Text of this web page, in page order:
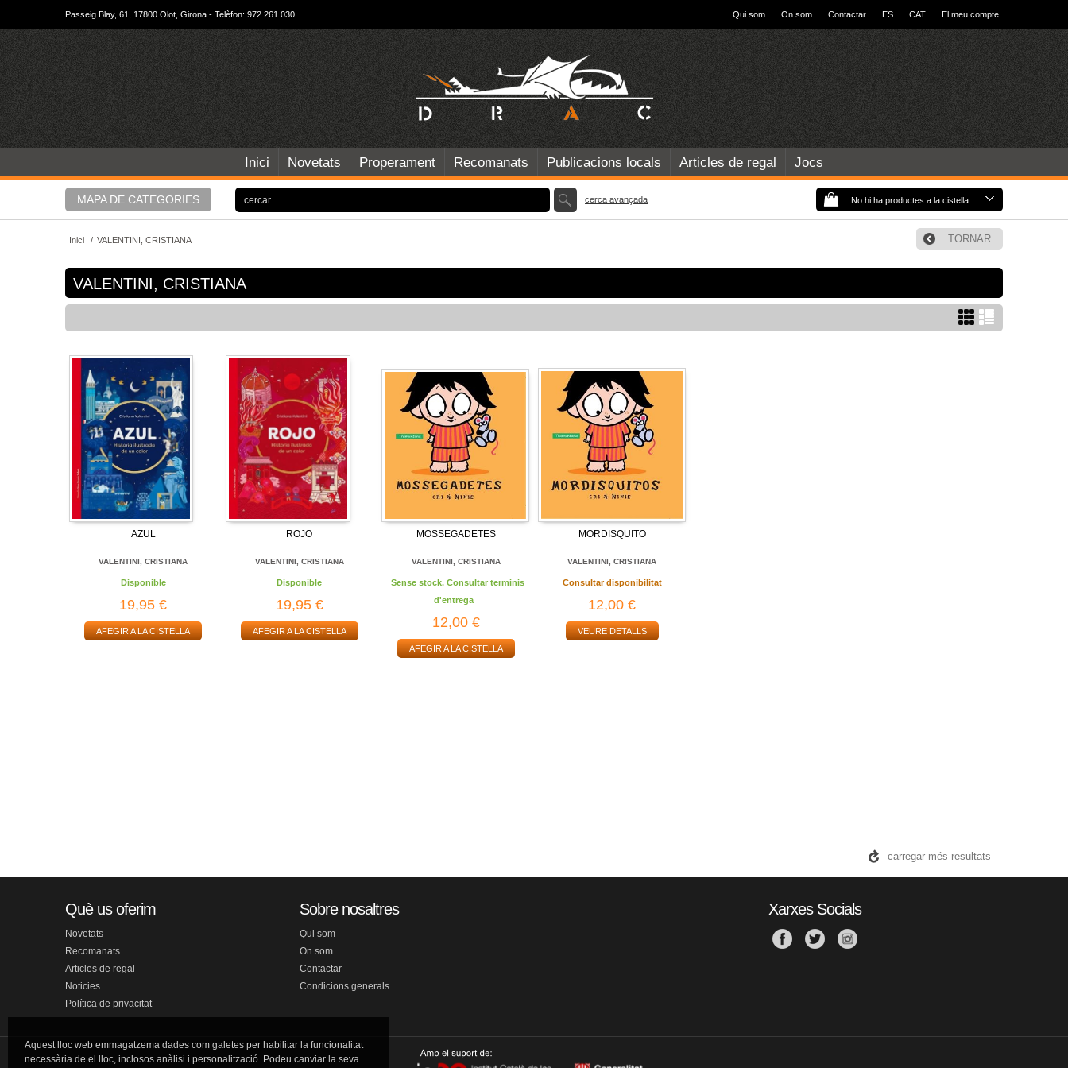
Passeig Blay, 61, 17800 Olot, Girona - Telèfon: 972 261 030 Qui som On som Contactar ES CAT El meu compte
Inici Novetats Properament Recomanats Publicacions locals Articles de regal Jocs
MAPA DE CATEGORIES No hi ha productes a la cistella
cerca avançada
Inici / VALENTINI, CRISTIANA TORNAR
VALENTINI, CRISTIANA
AZUL
VALENTINI, CRISTIANA
Disponible
19,95 €
AFEGIR A LA CISTELLA
ROJO
VALENTINI, CRISTIANA
Disponible
19,95 €
AFEGIR A LA CISTELLA
MOSSEGADETES
VALENTINI, CRISTIANA
Sense stock. Consultar terminis
d'entrega
12,00 €
AFEGIR A LA CISTELLA
MORDISQUITO
VALENTINI, CRISTIANA
Consultar disponibilitat
12,00 €
VEURE DETALLS
carregar més resultats
Què us oferim
Novetats
Recomanats
Articles de regal
Noticies
Política de privacitat
Sobre nosaltres
Qui som
On som
Contactar
Condicions generals
Xarxes Socials
Aquest lloc web emmagatzema dades com galetes per habilitar la funcionalitat
necessària de el lloc, inclosos anàlisi i personalització. Podeu canviar la seva